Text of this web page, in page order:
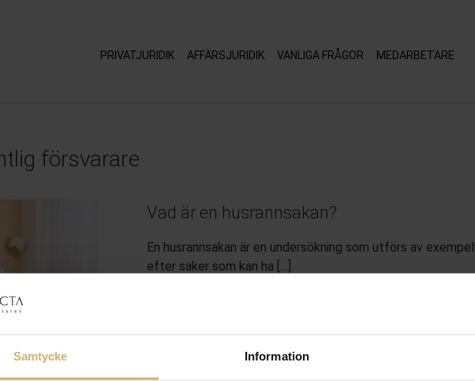
Samtycke Information
PRIVATJURIDIK AFFÄRSJURIDIK VANLIGA FRÅGOR MEDARBETARE
försvarare
Vad är en husrannsakan?
En husrannsakan är en undersökning som utförs av
efter saker som kan ha […]